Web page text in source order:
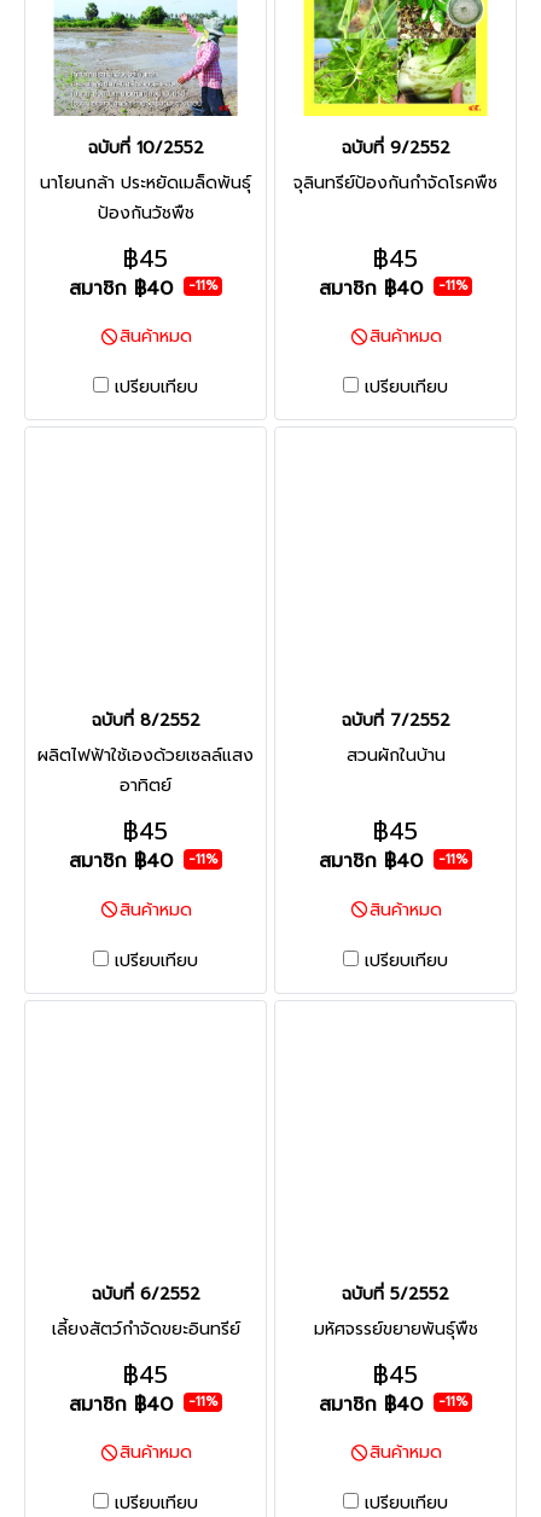
ฉบับที่ 10/2552
นาโยนกล้า ประหยัดเมล็ดพันธุ์
ป้องกันวัชพืช
฿45
สมาชิก ฿40 -11%
สินค้าหมด
เปรียบเทียบ
ฉบับที่ 9/2552
จุลินทรีย์ป้องกันกำจัดโรคพืช
฿45
สมาชิก ฿40 -11%
สินค้าหมด
เปรียบเทียบ
ฉบับที่ 8/2552
ผลิตไฟฟ้าใช้เองด้วยเซลล์แสง
อาทิตย์
฿45
สมาชิก ฿40 -11%
สินค้าหมด
เปรียบเทียบ
ฉบับที่ 7/2552
สวนผักในบ้าน
฿45
สมาชิก ฿40 -11%
สินค้าหมด
เปรียบเทียบ
ฉบับที่ 6/2552
เลี้ยงสัตว์กำจัดขยะอินทรีย์
฿45
สมาชิก ฿40 -11%
สินค้าหมด
เปรียบเทียบ
ฉบับที่ 5/2552
มหัศจรรย์ขยายพันธุ์พืช
฿45
สมาชิก ฿40 -11%
สินค้าหมด
เปรียบเทียบ